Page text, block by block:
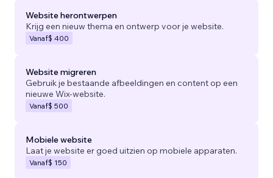
Website herontwerpen
Krijg een nieuw thema en ontwerp voor je website.
Vanaf$ 400
Website migreren
Gebruik je bestaande afbeeldingen en content op een
nieuwe Wix-website.
Vanaf$ 500
Mobiele website
Laat je website er goed uitzien op mobiele apparaten.
Vanaf$ 150